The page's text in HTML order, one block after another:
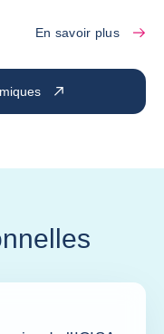
En savoir plus